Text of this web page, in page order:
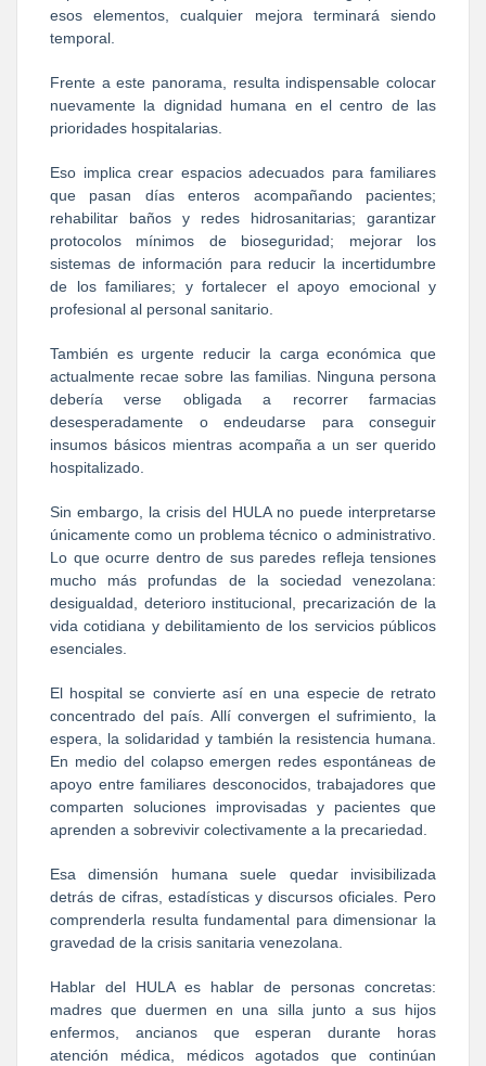
esos elementos, cualquier mejora terminará siendo
temporal.
Frente a este panorama, resulta indispensable colocar
nuevamente la dignidad humana en el centro de las
prioridades hospitalarias.
Eso implica crear espacios adecuados para familiares
que pasan días enteros acompañando pacientes;
rehabilitar baños y redes hidrosanitarias; garantizar
protocolos mínimos de bioseguridad; mejorar los
sistemas de información para reducir la incertidumbre
de los familiares; y fortalecer el apoyo emocional y
profesional al personal sanitario.
También es urgente reducir la carga económica que
actualmente recae sobre las familias. Ninguna persona
debería verse obligada a recorrer farmacias
desesperadamente o endeudarse para conseguir
insumos básicos mientras acompaña a un ser querido
hospitalizado.
Sin embargo, la crisis del HULA no puede interpretarse
únicamente como un problema técnico o administrativo.
Lo que ocurre dentro de sus paredes refleja tensiones
mucho más profundas de la sociedad venezolana:
desigualdad, deterioro institucional, precarización de la
vida cotidiana y debilitamiento de los servicios públicos
esenciales.
El hospital se convierte así en una especie de retrato
concentrado del país. Allí convergen el sufrimiento, la
espera, la solidaridad y también la resistencia humana.
En medio del colapso emergen redes espontáneas de
apoyo entre familiares desconocidos, trabajadores que
comparten soluciones improvisadas y pacientes que
aprenden a sobrevivir colectivamente a la precariedad.
Esa dimensión humana suele quedar invisibilizada
detrás de cifras, estadísticas y discursos oficiales. Pero
comprenderla resulta fundamental para dimensionar la
gravedad de la crisis sanitaria venezolana.
Hablar del HULA es hablar de personas concretas:
madres que duermen en una silla junto a sus hijos
enfermos, ancianos que esperan durante horas
atención médica, médicos agotados que continúan